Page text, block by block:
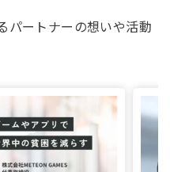
パートナーの想いや活動